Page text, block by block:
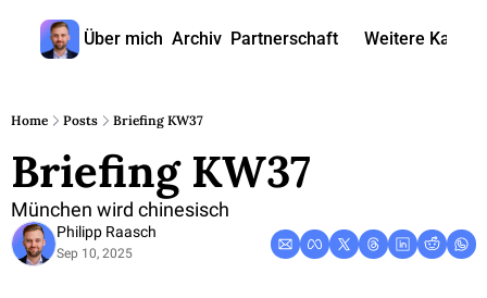
Über mich Archiv Partnerschaft Weitere Kanäle
Home Posts Briefing KW37
Briefing KW37
München wird chinesisch
Philipp Raasch
Sep 10, 2025